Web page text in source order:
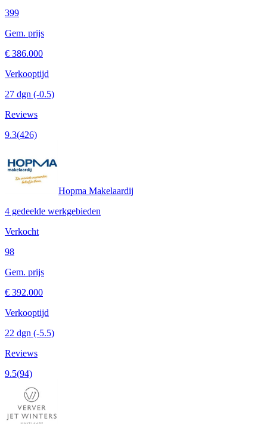
399
Gem. prijs
€ 386.000
Verkooptijd
27 dgn (-0.5)
Reviews
9.3(426)
Hopma Makelaardij
4 gedeelde werkgebieden
Verkocht
98
Gem. prijs
€ 392.000
Verkooptijd
22 dgn (-5.5)
Reviews
9.5(94)